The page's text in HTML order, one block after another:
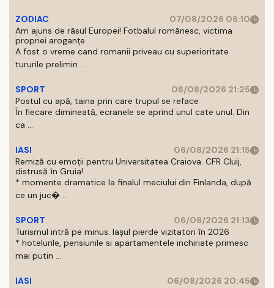
ZODIAC
07/08/2026 06:10
Am ajuns de râsul Europei! Fotbalul românesc, victima
propriei aroganțe
A fost o vreme cand romanii priveau cu superioritate
tururile prelimin ...
SPORT
06/08/2026 21:25
Postul cu apă, taina prin care trupul se reface
În fiecare dimineată, ecranele se aprind unul cate unul. Din
ca ...
IASI
06/08/2026 21:15
Remiză cu emoții pentru Universitatea Craiova. CFR Cluij,
distrusă în Gruia!
* momente dramatice la finalul meciului din Finlanda, după
ce un juc� ...
SPORT
06/08/2026 21:13
Turismul intră pe minus. Iașul pierde vizitatori în 2026
* hotelurile, pensiunile si apartamentele inchiriate primesc
mai putin ...
IASI
06/08/2026 20:45